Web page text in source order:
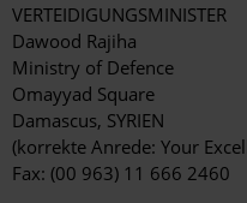
VERTEIDIGUNGSMINISTER
Dawood Rajiha
Ministry of Defence
Omayyad Square
Damascus, SYRIEN
(korrekte Anrede: Your
Fax: (00 963) 11 666 2460